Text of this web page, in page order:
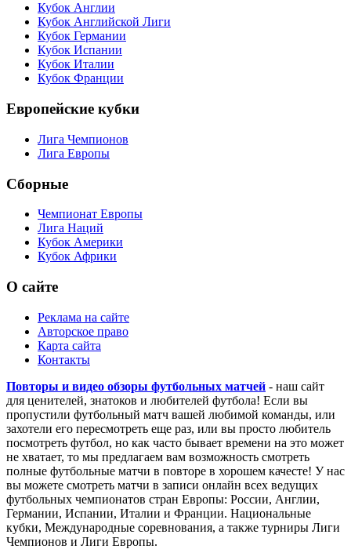
Кубок Англии
Кубок Английской Лиги
Кубок Германии
Кубок Испании
Кубок Италии
Кубок Франции
Европейские кубки
Лига Чемпионов
Лига Европы
Сборные
Чемпионат Европы
Лига Наций
Кубок Америки
Кубок Африки
О сайте
Реклама на сайте
Авторское право
Карта сайта
Контакты
Повторы и видео обзоры футбольных матчей - наш сайт
для ценителей, знатоков и любителей футбола! Если вы
пропустили футбольный матч вашей любимой команды, или
захотели его пересмотреть еще раз, или вы просто любитель
посмотреть футбол, но как часто бывает времени на это может
не хватает, то мы предлагаем вам возможность смотреть
полные футбольные матчи в повторе в хорошем качесте! У нас
вы можете смотреть матчи в записи онлайн всех ведущих
футбольных чемпионатов стран Европы: России, Англии,
Германии, Испании, Италии и Франции. Национальные
кубки, Международные соревнования, а также турниры Лиги
Чемпионов и Лиги Европы.